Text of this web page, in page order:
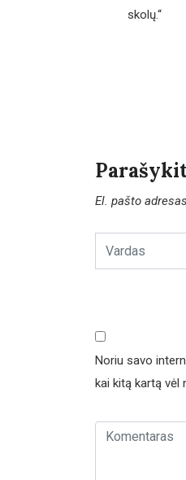
skolų.“
El. pašto
Noriu savo
kai kitą kartą vėl